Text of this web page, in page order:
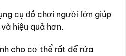
cụ đồ chơi người lớn giúp
hiệu quả hơn.
cho cơ thể rất dễ rửa